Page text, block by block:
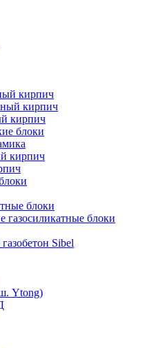
кирпич
кирпич
кирпич
блоки
кирпич
блоки
газосиликатные блоки
Sibel
Ytong)